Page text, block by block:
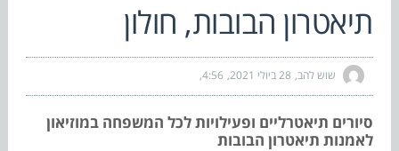
תיאטרון הבובות, חולון
שוש להב 28 ביולי 2021 4:56
סיורים תיאטרליים ופעילויות לכל המשפחה במוזיאון
לאמנות תיאטרון הבובות